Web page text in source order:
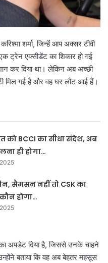
करिश्मा शर्मा, जिन्हें आप अक्सर टीवी
ट्रेन एक्सीडेंट का शिकार हो गई
कर दिया था। लेकिन अब अच्छी
मिल गई है और वह घर लौट आई हैं।
को BCCI का सीधा संदेश, अब
ही होगा…
सैमसन नहीं तो CSK का
होगा…
अपडेट दिया है, जिससे उनके चाहने
बताया कि वह अब बेहतर महसूस